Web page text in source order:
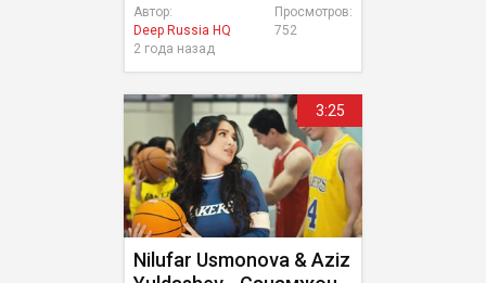
Просмотров:
752
Автор:
Deep Russia HQ
2 года назад
3:25
Nilufar Usmonova & Aziz